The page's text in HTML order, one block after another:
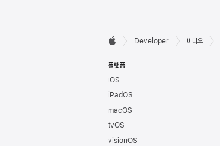
Developer
바닥글

Developer 비디오
플랫폼
iOS
iPadOS
macOS
tvOS
visionOS